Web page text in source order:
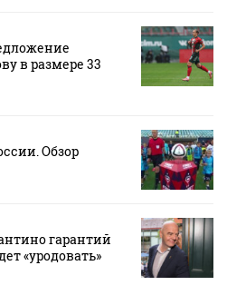
в размере 33
Обзор
гарантий
«уродовать»